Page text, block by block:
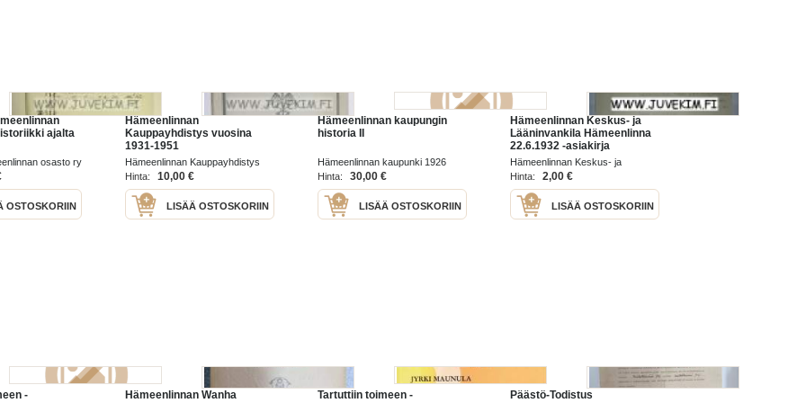
ajalta
osasto ry
OSTOSKORIIN
Hämeenlinnan
Kauppayhdistys vuosina
1931-1951
Hämeenlinnan Kauppayhdistys
1951
Hinta: 10,00 €
LISÄÄ OSTOSKORIIN
Hämeenlinnan kaupungin
historia II
Hämeenlinnan kaupunki 1926
Hinta:
30,00 €
LISÄÄ OSTOSKORIIN
Hämeenlinnan Keskus- ja
Lääninvankila Hämeenlinna
22.6.1932 -asiakirja
Hämeenlinnan Keskus- ja
Lääninvankila 1932
Hinta: 2,00 €
LISÄÄ OSTOSKORIIN
-
Hämeenlinnan Wanha
Tartuttiin toimeen -
Päästö-Todistus